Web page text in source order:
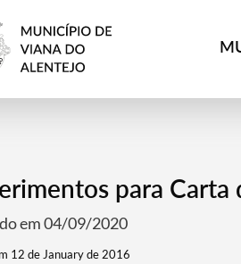
para Carta
em 04/09/2020
12 de January de 2016